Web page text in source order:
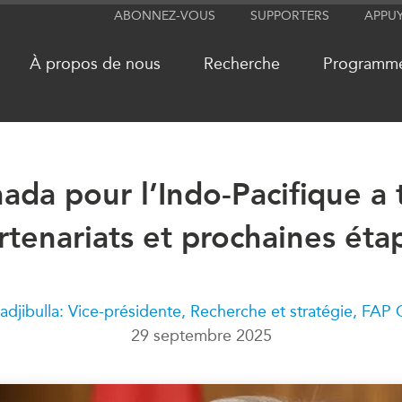
ABONNEZ-VOUS SUPPORTERS
À propos de nous Recherche
RÉSEAUX
CanWIN
Attachés supérieurs de recherche
ABAC
APEC
CSCAP
MÉDIAS
Dans
pour l’Indo-Pacifique a
et prochaines
Vice-présidente, Recherche et stratégie, FAP
29 septembre 2025